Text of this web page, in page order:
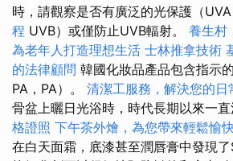
時，請觀察是否有廣泛的光保護（UVA
程 UVB）或僅防止UVB輻射。 養生村
為老年人打造理想生活 士林推拿技術
的法律顧問 韓國化妝品產品包含指示
PA，PA）。 清潔工服務，解決您的日
骨盆上曬日光浴時，時代長期以來一直
格證照 下午茶外燴，為您帶來輕鬆愉
在白天面霜，底漆甚至潤唇膏中發現了